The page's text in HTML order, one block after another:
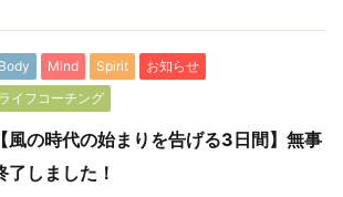
Body Mind Spirit
お知らせ
ライフコーチング
【風の時代の始まりを告げる3日間】無事
了しました！